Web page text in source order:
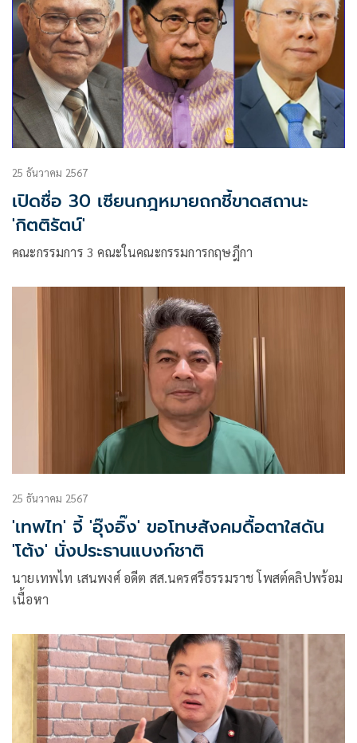
25 ธันวาคม 2567
เปิดชื่อ 30 เซียนกฎหมายถกชี้ขาดสถานะ
'กิตติรัตน์'
คณะกรรมการ 3 คณะในคณะกรรมการกฤษฎีกา
25 ธันวาคม 2567
'เทพไท' จี้ 'อุ๊งอิ๊ง' ขอโทษสังคมดื้อตาใสดัน
'โต้ง' นั่งประธานแบงก์ชาติ
นายเทพไท เสนพงศ์ อดีต สส.นครศรีธรรมราช โพสต์คลิปพร้อม
เนื้อหา